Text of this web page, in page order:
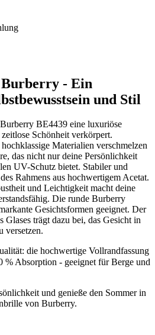
- Ein
und Stil
BE4439 eine luxuriöse
Schönheit verkörpert.
Materialien verschmelzen
das nicht nur deine Persönlichkeit
UV-Schutz bietet. Stabiler und
Rahmens aus hochwertigem Acetat.
und Leichtigkeit macht deine
Die runde Burberry
Gesichtsformen geeignet. Der
Glases trägt dazu bei, das Gesicht in
versetzen.
die hochwertige Vollrandfassung
% Absorption - geeignet für Berge und
und genieße den Sommer in
von Burberry.